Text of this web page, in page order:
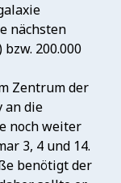
nächsten
200.000
Zentrum der
an die
noch weiter
3, 4 und 14.
benötigt der